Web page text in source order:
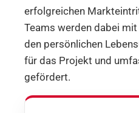
erfolgreichen
Teams werden dabei
den persönlichen
für das Projekt und
gefördert.